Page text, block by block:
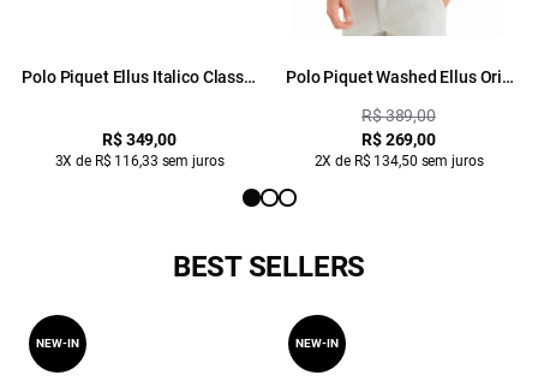
Polo Piquet Ellus Italico Classic
R$ 349,00
3X de R$ 116,33 sem juros
Polo Piquet Washed Ellus Orig
R$ 389,00
R$ 269,00
2X de R$ 134,50 sem juros
BEST SELLERS
NEW-IN NEW-IN